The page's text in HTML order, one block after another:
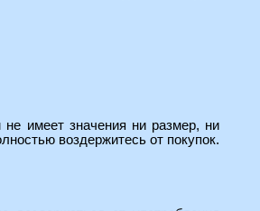
имеет значения ни размер, ни
воздержитесь от покупок.